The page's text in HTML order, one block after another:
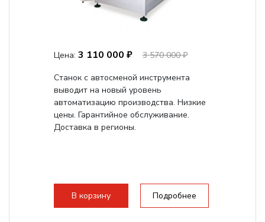
Цена: 3 110 000 ₽
3 570 000 ₽
Станок с автосменой инструмента
выводит на новый уровень
автоматизацию производства. Низкие
цены. Гарантийное обслуживание.
Доставка в регионы.
В корзину Подробнее